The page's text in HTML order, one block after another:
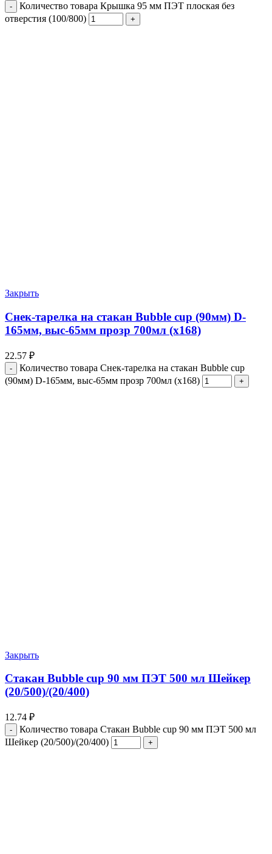
Количество товара Крышка 95 мм ПЭТ плоская без
отверстия (100/800)
Закрыть
Снек-тарелка на стакан Bubble cup (90мм) D-
165мм, выс-65мм прозр 700мл (х168)
22.57 ₽
Количество товара Снек-тарелка на стакан Bubble cup
(90мм) D-165мм, выс-65мм прозр 700мл (х168)
Закрыть
Стакан Bubble cup 90 мм ПЭТ 500 мл Шейкер
(20/500)/(20/400)
12.74 ₽
Количество товара Стакан Bubble cup 90 мм ПЭТ 500 мл
Шейкер (20/500)/(20/400)